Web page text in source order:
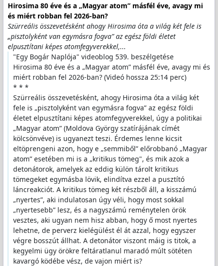
Hirosima 80 éve és a „Magyar atom” másfél éve, avagy mi
és miért robban fel 2026-ban?
Szürreális összevetésként ahogy Hirosima óta a világ két fele is
„pisztolyként van egymásra fogva” az egész földi életet
elpusztítani képes atomfegyverekkel,...
"Egy Bogár Naplója" videoblog 539. beszélgetése
Hirosima 80 éve és a „Magyar atom” másfél éve, avagy mi és
miért robban fel 2026-ban? (Videó hossza 25:14 perc)
* * *
Szürreális összevetésként, ahogy Hirosima óta a világ két
fele is „pisztolyként van egymásra fogva” az egész földi
életet elpusztítani képes atomfegyverekkel, úgy a politikai
„Magyar atom” (Moldova György szatírájának címét
kölcsönvéve) is ugyanezt teszi. Érdemes lenne kicsit
eltöprengeni azon, hogy e „semmiből” előrobbanó „Magyar
atom” esetében mi is a „kritikus tömeg", és mik azok a
detonátorok, amelyek az eddig külön tárolt kritikus
tömegeket egymásba lövik, elindítva ezzel a pusztító
láncreakciót. A kritikus tömeg két részből áll, a kisszámú
„nyertes”, aki indulatosan úgy véli, hogy most sokkal
„nyertesebb” lesz, és a nagyszámú reménytelen örök
vesztes, aki ugyan nem hisz abban, hogy ő most nyertes
lehetne, de perverz kielégülést él át azzal, hogy egyszer
végre bosszút állhat. A detonátor viszont máig is titok, a
kegyelmi ügy örökre feltáratlanul maradó múlt sötéten
kavargó ködébe vész, de vajon miért is?